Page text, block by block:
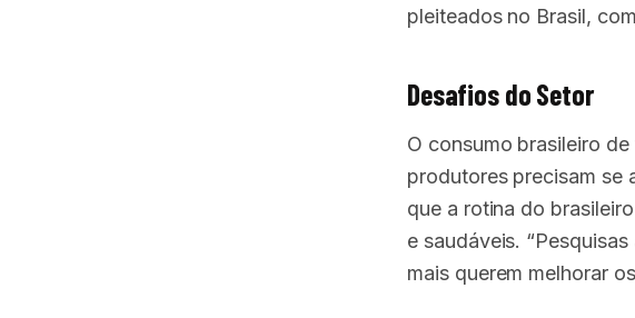
pleiteados no Brasil,
Desafios do Setor
O consumo brasileiro
produtores precisam se
que a rotina do
e saudáveis.
mais querem melhorar